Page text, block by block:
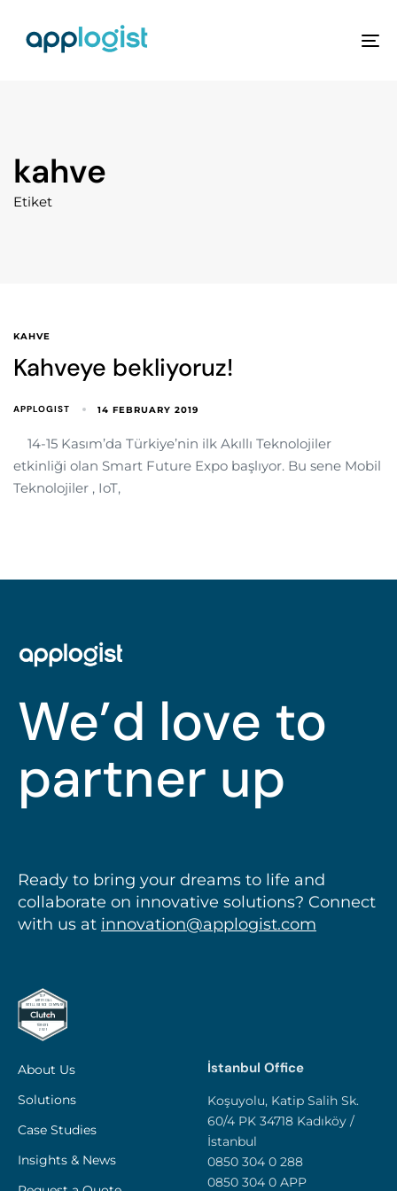
kahve
Etiket
KAHVE
Kahveye bekliyoruz!
APPLOGIST 14 FEBRUARY 2019
14-15 Kasım’da Türkiye’nin ilk Akıllı Teknolojiler
etkinliği olan Smart Future Expo başlıyor. Bu sene Mobil
Teknolojiler , IoT,
We’d love to
partner up
Ready to bring your dreams to life and
collaborate on innovative solutions? Connect
with us at innovation@applogist.com
About Us
Solutions
Case Studies
Insights & News
İstanbul Office
Koşuyolu, Katip Salih Sk.
60/4 PK 34718 Kadıköy /
İstanbul
0850 304 0 288
0850 304 0 APP